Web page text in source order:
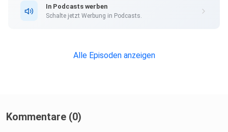
In Podcasts werben
Schalte jetzt Werbung in Podcasts.
Alle Episoden anzeigen
Kommentare (0)